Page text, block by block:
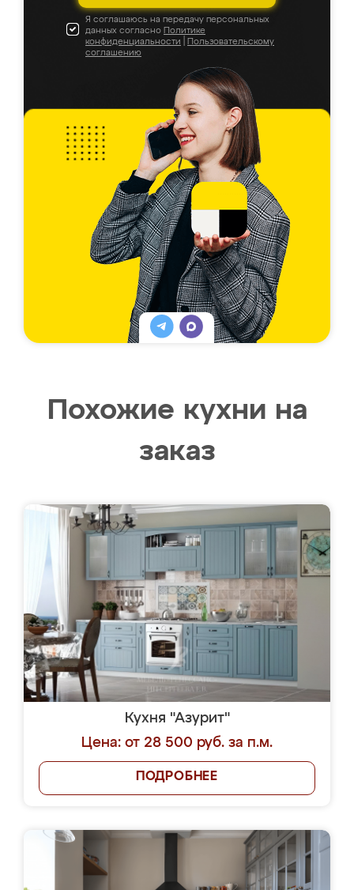
Я соглашаюсь на передачу персональных
данных согласно Политике
конфиденциальности
Пользовательскому
соглашению
Похожие кухни на
заказ
Кухня "Азурит"
Цена: от 28 500 руб. за п.м.
ПОДРОБНЕЕ